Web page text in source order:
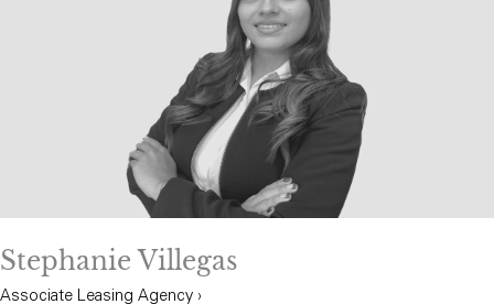
Stephanie Villegas
Associate Leasing Agency ›